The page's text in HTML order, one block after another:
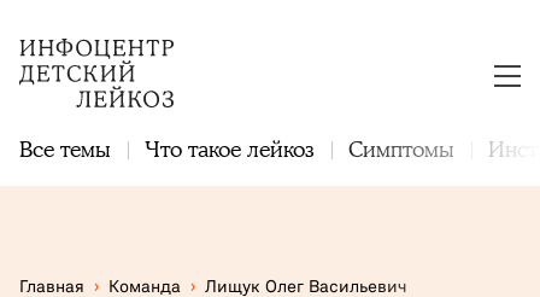
Все темы Что такое лейкоз Симптомы
Главная › Команда › Лищук Олег Васильевич